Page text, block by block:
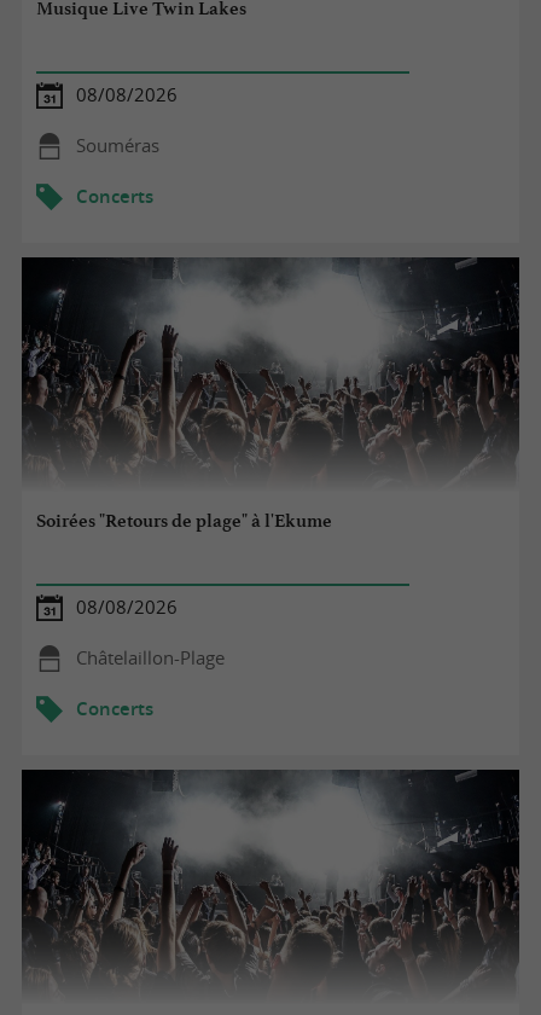
Musique Live Twin Lakes
08/08/2026
Souméras
Concerts
Soirées "Retours de plage" à l'Ekume
08/08/2026
Châtelaillon-Plage
Concerts